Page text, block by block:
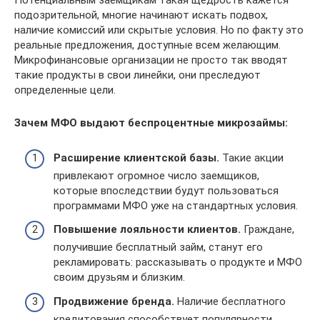
подозрительной, многие начинают искать подвох,
наличие комиссий или скрытые условия. Но по факту это
реальные предложения, доступные всем желающим.
Микрофинансовые организации не просто так вводят
такие продукты в свои линейки, они преследуют
определенные цели.
Зачем МФО выдают беспроцентные микрозаймы:
Расширение клиентской базы. Такие акции
привлекают огромное число заемщиков,
которые впоследствии будут пользоваться
программами МФО уже на стандартных условия.
Повышение лояльности клиентов. Граждане,
получившие бесплатный займ, станут его
рекламировать: рассказывать о продукте и МФО
своим друзьям и близким.
Продвижение бренда. Наличие бесплатного